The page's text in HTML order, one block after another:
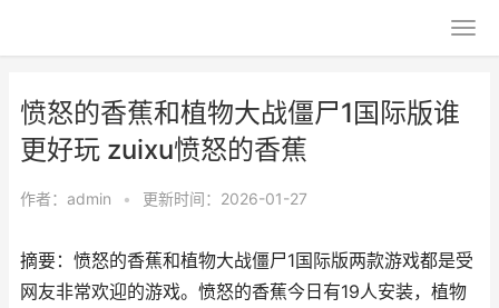
愤怒的香蕉和植物大战僵尸1国际版谁
更好玩 zuixu愤怒的香蕉
作者： admin • 更新时间：2026-01-27
摘要：愤怒的香蕉和植物大战僵尸1国际版两款游戏都是受
网友非常欢迎的游戏。愤怒的香蕉今日有19人安装，植物